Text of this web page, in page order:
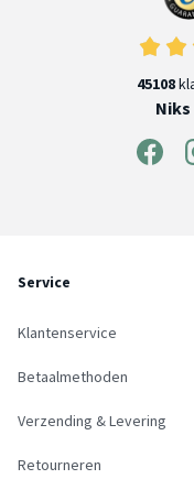
45108
Service
Klantenservice
Betaalmethoden
Verzending & Levering
Retourneren